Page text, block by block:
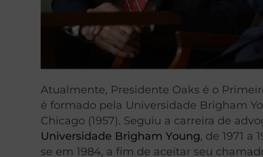
Atualmente, Presidente Oaks é o
é formado pela Universidade Brigham
Chicago (1957). Seguiu a carreira de
Universidade Brigham Young, de 1971 a
se em 1984, a fim de aceitar seu